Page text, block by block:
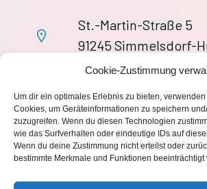
Cookie-Zustimmung
Um dir ein optimales Erlebnis zu bieten,
Cookies, um Geräteinformationen zu speichern
zuzugreifen. Wenn du diesen Technologien
wie das Surfverhalten oder eindeutige IDs auf
Wenn du deine Zustimmung nicht erteilst oder
bestimmte Merkmale und Funktionen beeinträchtigt
St.-Martin-Straße 5
91245 Simmelsdorf-
+49 9155
wache113@ff-